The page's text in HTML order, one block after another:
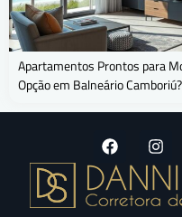
Apartamentos Prontos para
Opção em Balneário Camboriú?